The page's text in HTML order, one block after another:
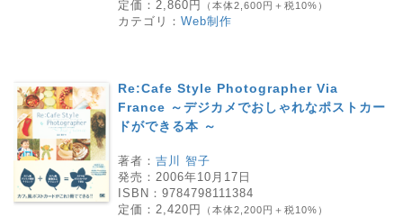
定価： 2,860円 （本体2,600円＋税10%）
カテゴリ： Web制作
Re:Cafe Style Photographer Via
France ～デジカメでおしゃれなポストカー
ドができる本 ～
著者： 吉川 智子
発売： 2006年10月17日
ISBN： 9784798111384
定価： 2,420円 （本体2,200円＋税10%）